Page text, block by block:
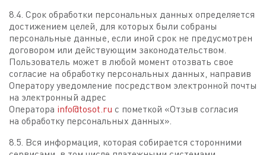
8.4. Срок обработки персональных данных определяется
достижением целей, для которых были собраны
персональные данные, если иной срок не предусмотрен
договором или действующим законодательством.
Пользователь может в любой момент отозвать свое
согласие на обработку персональных данных, направив
Оператору уведомление посредством электронной почты
на электронный адрес
Оператора info@tosot.ru с пометкой «Отзыв согласия
на обработку персональных данных».
8.5. Вся информация, которая собирается сторонними